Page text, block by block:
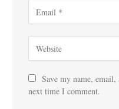
Save my name,
next time I comment.